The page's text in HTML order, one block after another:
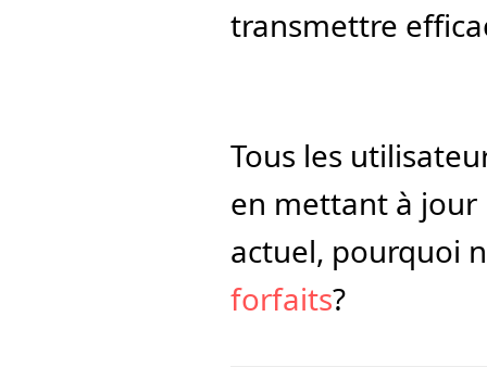
transmettre
Tous les
en mettant à jour
actuel, pourquoi
forfaits?